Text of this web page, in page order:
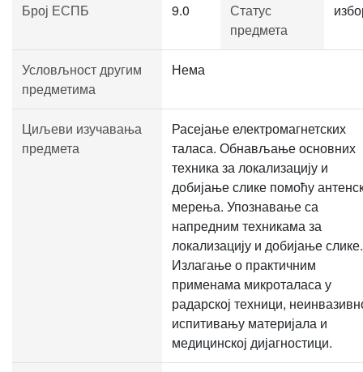
Број ЕСПБ 9.0
Статус
предмета
Условљност другим
предметима
Нема
Циљеви изучавања
предмета
Расејање електромагнетских
таласа. Обнављање основних
техника за локализацију и
добијање слике помоћу
мерења. Упознавање са
напредним техникама за
локализацију и добијање слике.
Излагање о практичним
применама микроталаса у
радарској техници,
испитивању материјала и
медицинској дијагностици.